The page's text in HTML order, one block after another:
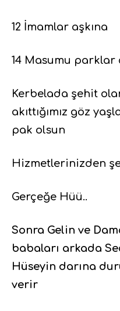
12 İmamlar aşkına
14 Masumu parklar
Kerbelada şehit
akıttığımız göz
pak olsun
Hizmetlerinizden
Gerçeğe Hüü..
Sonra Gelin ve
babaları arkada
Hüseyin darına
verir